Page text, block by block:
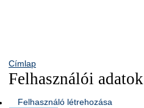
Címlap
Felhasználói adatok
Felhasználó létrehozása